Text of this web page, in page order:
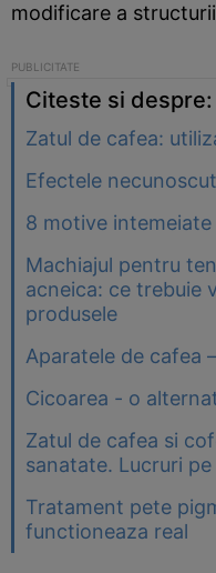
modificare a
Citeste si despre:
Zatul de cafea:
Efectele
8 motive
Machiajul pentru
acneica: ce trebuie
produsele
Aparatele de cafea
Cicoarea - o
Zatul de cafea si
sanatate. Lucruri
Tratament pete
functioneaza real